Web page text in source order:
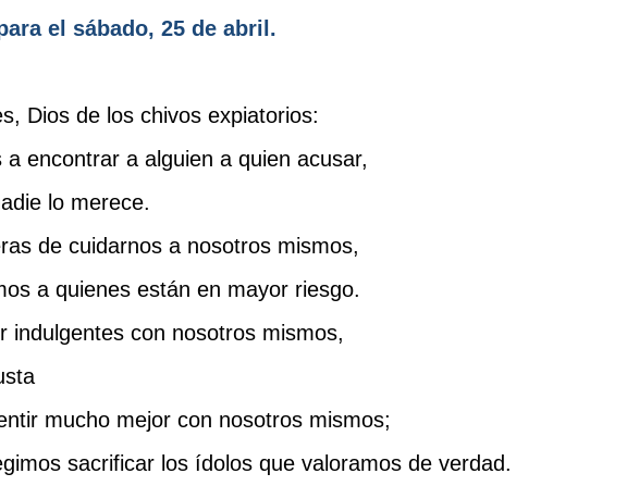
el sábado, 25 de abril.
Dios de los chivos expiatorios:
encontrar a alguien a quien acusar,
lo merece.
de cuidarnos a nosotros mismos,
a quienes están en mayor riesgo.
indulgentes con nosotros mismos,
mucho mejor con nosotros mismos;
sacrificar los ídolos que valoramos de verdad.